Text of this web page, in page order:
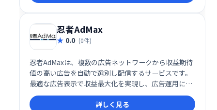
忍者AdMax
0.0 (0件)
忍者AdMaxは、複数の広告ネットワークから収益期待
値の高い広告を自動で選別し配信するサービスです。
最適な広告表示で収益最大化を実現し、広告運用にお
ける手間を大幅に削減します。 複雑な設定は不要で、
簡単に導入できます。詳しく見る